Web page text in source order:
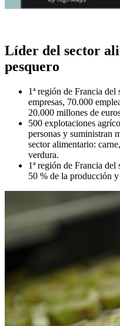
Líder del sector
pesquero
1ª región de Francia
empresas, 70.000
20.000 millones de
500 explotaciones
personas y suministran
sector alimentario:
verdura.
1ª región de Francia
50 % de la producción